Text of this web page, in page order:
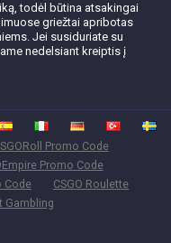
todėl būtina atsakingai
griežtai apribotas
Jei susiduriate su
nedelsiant kreiptis į
Promo Code
Promo Code
Code
CSGO Roulette
Gambling